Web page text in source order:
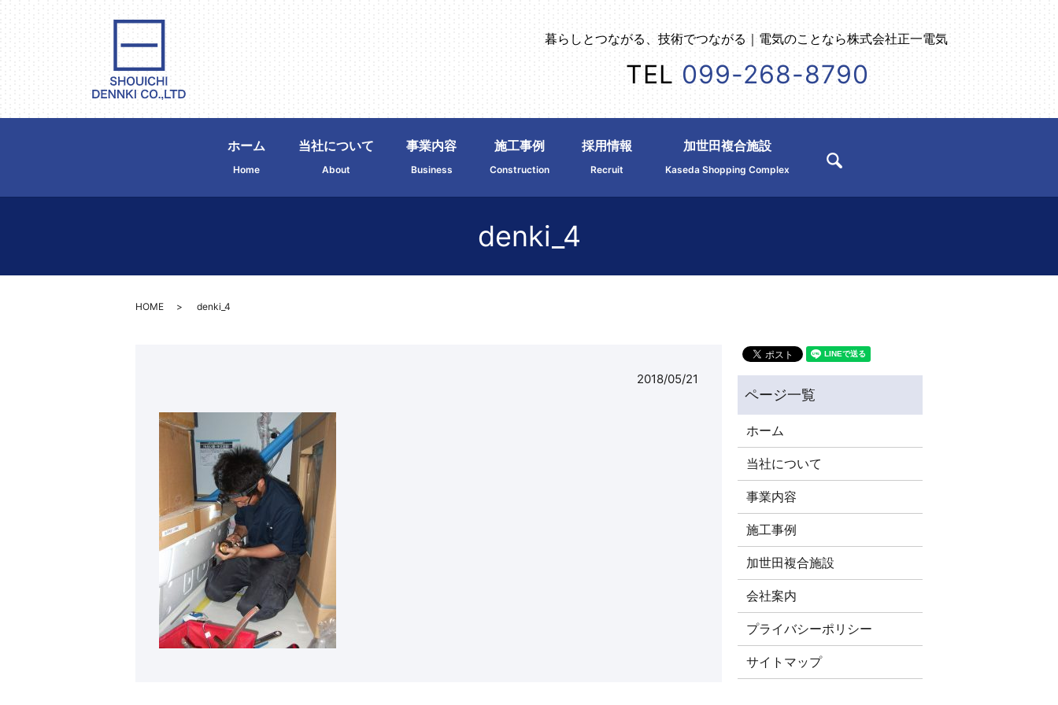
暮らしとつながる、技術でつながる｜電気のことなら株式会社正一電気
TEL 099-268-8790
ホーム
Home
当社について
About
事業内容
Business
施工事例
Construction
採用情報
Recruit
加世田複合施設
Kaseda Shopping Complex
denki_4
HOME denki_4
2018/05/21
ホーム
当社について
事業内容
施工事例
加世田複合施設
会社案内
プライバシーポリシー
サイトマップ